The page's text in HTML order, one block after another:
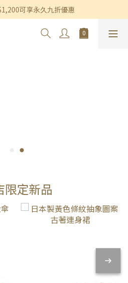
滿$600即享免運費優惠
可享永久九折優惠
滿$600即享免運費優惠
限定新品